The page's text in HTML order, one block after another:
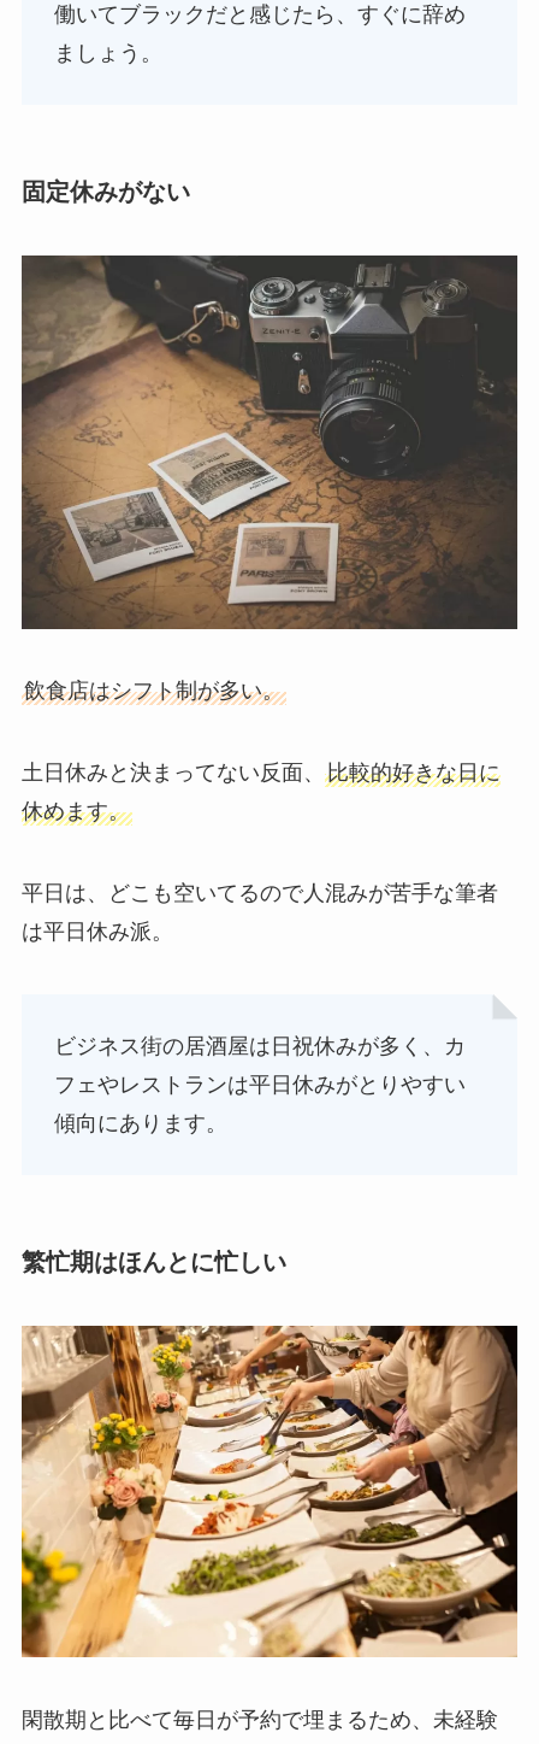
働いてブラックだと感じたら、すぐに辞め
ましょう。
固定休みがない
飲食店はシフト制が多い。
土日休みと決まってない反面、 比較的好きな日に
休めます。
平日は、どこも空いてるので人混みが苦手な筆者
は平日休み派。
ビジネス街の居酒屋は日祝休みが多く、カ
フェやレストランは平日休みがとりやすい
傾向にあります。
繁忙期はほんとに忙しい
閑散期と比べて毎日が予約で埋まるため、未経験